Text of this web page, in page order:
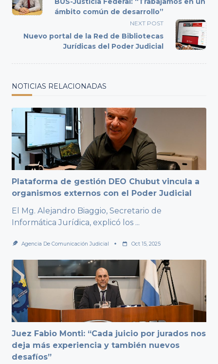
subtitle
reader-
text">Page</span>
ámbito común de desarrollo”
NEXT POST
Nuevo portal de la Red de Bibliotecas
Jurídicas del Poder Judicial
NOTICIAS RELACIONADAS
Plataforma de gestión DEO Chubut vincula a
organismos externos con el Poder Judicial
El Mg. Alejandro Biaggio, Secretario de
Informática Jurídica, explicó los ...
Agencia De Comunicación Judicial Oct 15, 2025
Juez Fabio Monti: “Cada juicio por jurados nos
deja más experiencia y también nuevos
desafíos”